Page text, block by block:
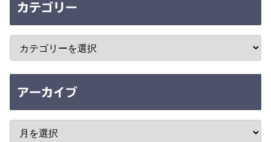
カテゴリー
アーカイブ